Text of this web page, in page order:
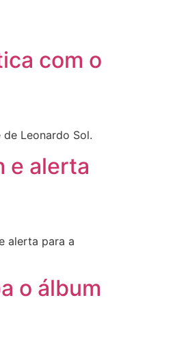
com o
de Leonardo Sol.
e alerta
alerta para a
o álbum